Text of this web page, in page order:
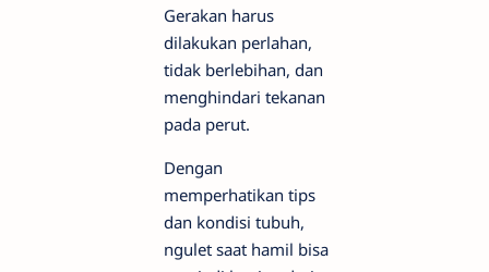
Gerakan harus
dilakukan perlahan,
tidak berlebihan, dan
menghindari tekanan
pada perut.
Dengan
memperhatikan tips
dan kondisi tubuh,
ngulet saat hamil bisa